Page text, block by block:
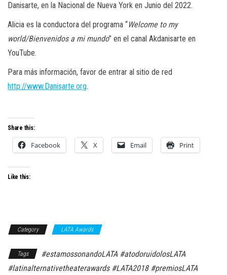
Danisarte, en la Nacional de Nueva York en Junio del 2022.
Alicia es la conductora del programa “Welcome to my
world/Bienvenidos a mi mundo” en el canal Akdanisarte en
YouTube.
Para más información, favor de entrar al sitio de red
http://www.Danisarte.org.
Share this:
Facebook X Email Print
Like this:
Category LATA Awards
Tags
#estamossonandoLATA #atodoruidolosLATA
#latinalternativetheaterawards #LATA2018 #premiosLATA